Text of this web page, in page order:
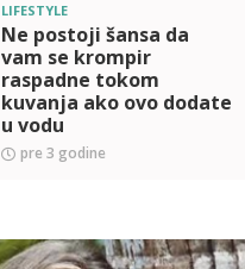
LIFESTYLE
Ne postoji šansa da
vam se krompir
raspadne tokom
kuvanja ako ovo dodate
u vodu
pre 3 godine